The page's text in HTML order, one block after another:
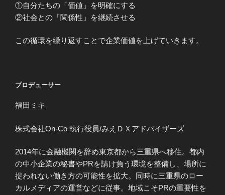
①自分たちの「価値」を明確にする
②社会との「関係性」を継続させる
この循環を繰り返すことで企業価値を上げていきます。
プロデューサー
福田ミキ
株式会社On-Co 執行役員/みえＤＸアドバイザーズ
2014年に金融機関を辞め東京都から三重県へ移住。都内
の中小企業の秘書やPRを請け負う環境を整備し、場所に
捉われない働き方の可能性を拡大。同時に三重県のロー
カルメディアの運営などに従事。地域こそPRの重要性を